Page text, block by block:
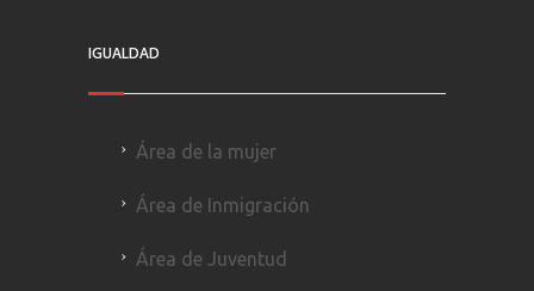
IGUALDAD
Área de la mujer
Área de Inmigración
Área de Juventud